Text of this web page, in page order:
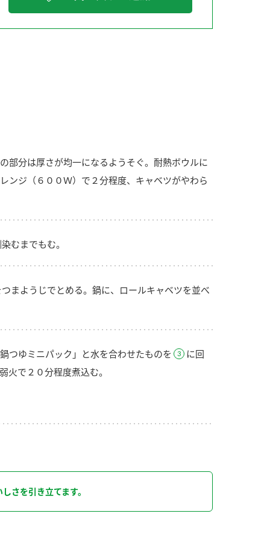
部分は厚さが均一になるようそぐ。耐熱ボウルに
ンジ（６００Ｗ）で２分程度、キャベツがやわら
むまでもむ。
まようじでとめる。鍋に、ロールキャベツを並べ
つゆミニパック」と水を合わせたものを
に回
火で２０分程度煮込む。
さを引き立てます。